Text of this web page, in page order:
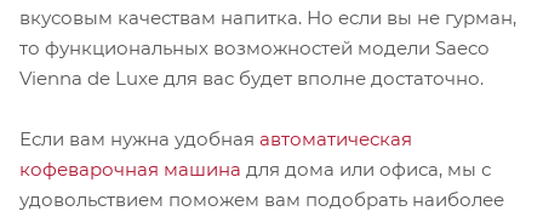
вкусовым качествам напитка. Но если вы не гурман,
то функциональных возможностей модели Saeco
Vienna de Luxe для вас будет вполне достаточно.
Если вам нужна удобная автоматическая
кофеварочная машина для дома или офиса, мы с
удовольствием поможем вам подобрать наиболее